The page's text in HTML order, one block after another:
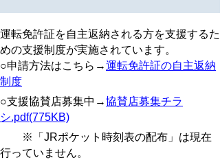
運転免許証を自主返納される方を支援するた
めの支援制度が実施されています。
○申請方法はこちら→運転免許証の自主返納
制度
○支援協賛店募集中→協賛店募集チラ
シ.pdf(775KB)
※「JRポケット時刻表の配布」は現在
行っていません。